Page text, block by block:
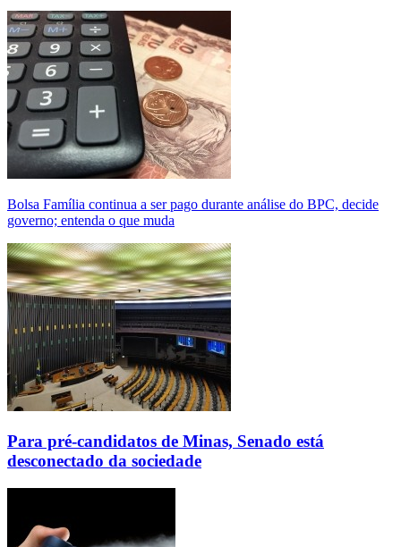
Bolsa Família continua a ser pago durante análise do BPC, decide
governo; entenda o que muda
Para pré-candidatos de Minas, Senado está
desconectado da sociedade